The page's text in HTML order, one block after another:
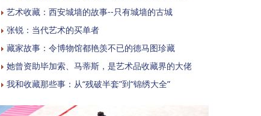
艺术收藏：西安城墙的故事--只有城墙的古城
张锐：当代艺术的买单者
藏家故事：令博物馆都艳羡不已的德马图珍藏
她曾资助毕加索、马蒂斯，是艺术品收藏界的大佬
我和收藏那些事：从“残破半套”到“锦绣大全”